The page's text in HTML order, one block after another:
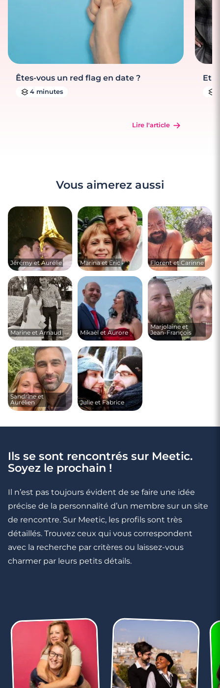
Êtes-vous un red flag en date ?
4 minutes
Lire l'article
Et
Vous aimerez aussi
Jérémy et Aurélie Marina et Eric Florent et Carinne
Marine et Arnaud Mikaël et Aurore
Marjolaine et
Jean-François
Sandrine et
Aurélien
Julie et Fabrice
Ils se sont rencontrés sur Meetic.
Soyez le prochain !
Il n’est pas toujours évident de se faire une idée
précise de la personnalité d’un membre sur un site
de rencontre. Sur Meetic, les profils sont très
détaillés. Trouvez ceux qui vous correspondent
avec la recherche par critères ou laissez-vous
charmer par leurs petits détails.